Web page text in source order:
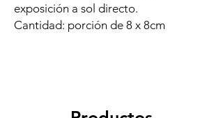
exposición a sol directo.
Cantidad: porción de 8 x 8cm